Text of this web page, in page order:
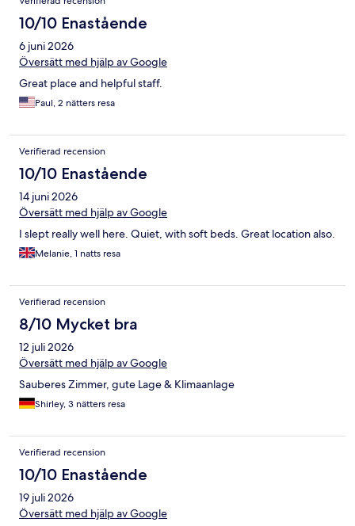
10/10 Enastående
6 juni 2026
Översätt med hjälp av Google
Great place and helpful staff.
Paul, 2 nätters resa
Verifierad recension
10/10 Enastående
14 juni 2026
Översätt med hjälp av Google
I slept really well here. Quiet, with soft beds. Great location also.
Melanie, 1 natts resa
Verifierad recension
8/10 Mycket bra
12 juli 2026
Översätt med hjälp av Google
Sauberes Zimmer, gute Lage & Klimaanlage
Shirley, 3 nätters resa
Verifierad recension
10/10 Enastående
19 juli 2026
Översätt med hjälp av Google